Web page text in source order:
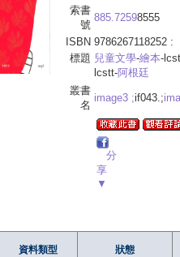
索書
號
885.72598555
ISBN 9786267118252 :
標題 兒童文學-繪本-
lcstt-阿根廷
叢書
名
image3 ;if043.;
分
享
▼
資料類型 狀態